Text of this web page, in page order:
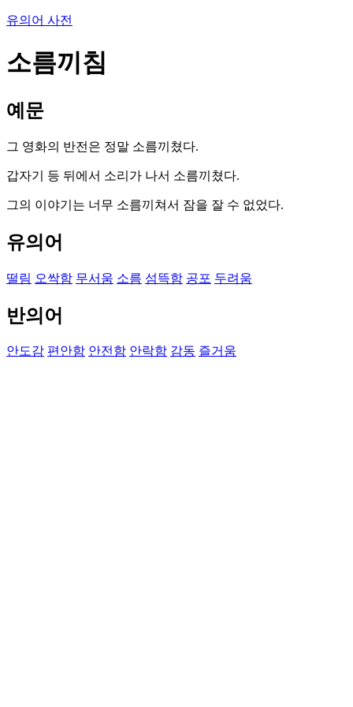
유의어 사전
소름끼침
예문
그 영화의 반전은 정말 소름끼쳤다.
갑자기 등 뒤에서 소리가 나서 소름끼쳤다.
그의 이야기는 너무 소름끼쳐서 잠을 잘 수 없었다.
유의어
떨림 오싹함 무서움 소름 섬뜩함 공포 두려움
반의어
안도감 편안함 안전함 안락함 감동 즐거움